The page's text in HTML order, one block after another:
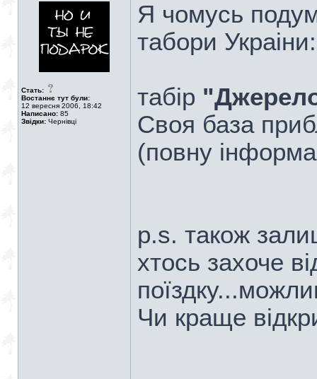
Стать:
Востаннє тут були:
12 вересня 2006, 18:42
Написано: 85
Звідки: Чернівці
Я чомусь
табори Украіни:
табір
Своя база
(повну
p.s. також
хтось захоче
Чи краще